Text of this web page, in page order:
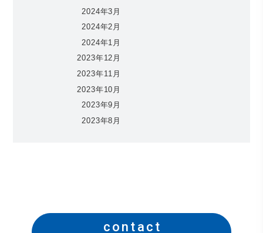
2024年3月
2024年2月
2024年1月
2023年12月
2023年11月
2023年10月
2023年9月
2023年8月
contact